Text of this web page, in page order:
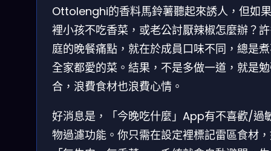
Ottolenghi的香料馬鈴薯聽起來誘人，但如
裡小孩不吃香菜，或老公討厭辣椒怎麼辦？
庭的晚餐痛點，就在於成員口味不同，總是
全家都愛的菜。結果，不是多做一道，就是
合，浪費食材也浪費心情。
好消息是，「今晚吃什麼」App有不喜歡/過
物過濾功能。你只需在設定裡標記雷區食材